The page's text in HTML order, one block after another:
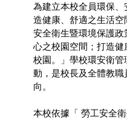
為建立本校全員環保
造健康、舒適之生活
安全衛生暨環境保護
心之校園空間；打造
校園。」學校環安衛管
動，是校長及全體教
向。
本校依據「 勞工安全